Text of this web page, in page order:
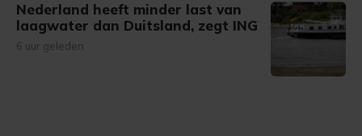
Nederland heeft minder last van
laagwater dan Duitsland, zegt ING
6 uur geleden